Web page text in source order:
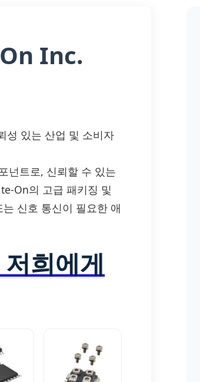
Inc.
성 있는 산업 및 소비자
넌트로, 신뢰할 수 있는
On의 고급 패키징 및
신호 통신이 필요한 애
희에게